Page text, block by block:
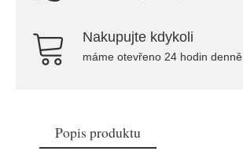
Nakupujte kdykoli
máme otevřeno 24 hodin denně
Popis produktu